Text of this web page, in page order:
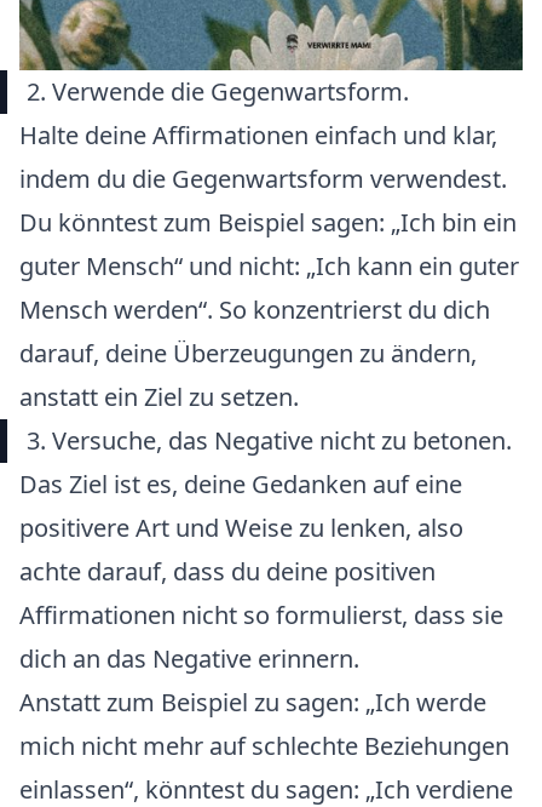
2. Verwende die Gegenwartsform.
Halte deine Affirmationen einfach und klar,
indem du die Gegenwartsform verwendest.
Du könntest zum Beispiel sagen: „Ich bin ein
guter Mensch“ und nicht: „Ich kann ein guter
Mensch werden“. So konzentrierst du dich
darauf, deine Überzeugungen zu ändern,
anstatt ein Ziel zu setzen.
3. Versuche, das Negative nicht zu betonen.
Das Ziel ist es, deine Gedanken auf eine
positivere Art und Weise zu lenken, also
achte darauf, dass du deine positiven
Affirmationen nicht so formulierst, dass sie
dich an das Negative erinnern.
Anstatt zum Beispiel zu sagen: „Ich werde
mich nicht mehr auf schlechte Beziehungen
einlassen“, könntest du sagen: „Ich verdiene